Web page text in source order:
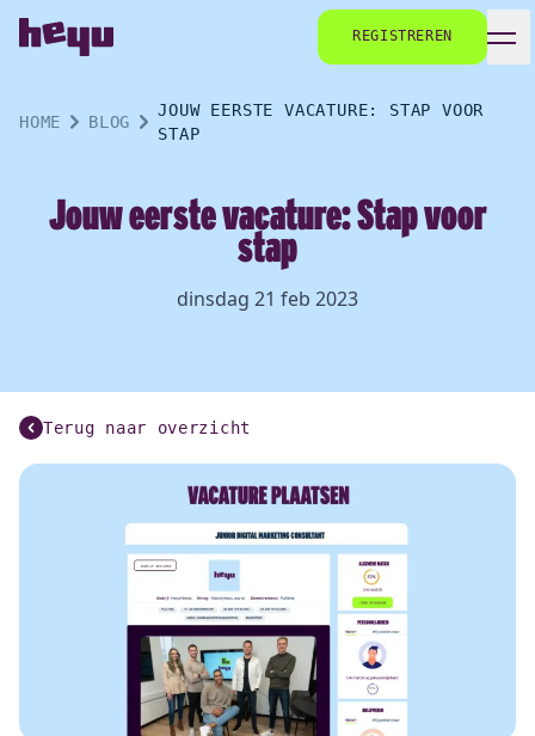
REGISTREREN
HOME BLOG
JOUW EERSTE VACATURE: STAP VOOR
STAP
Jouw eerste vacature: Stap voor
stap
dinsdag 21 feb 2023
Terug naar overzicht